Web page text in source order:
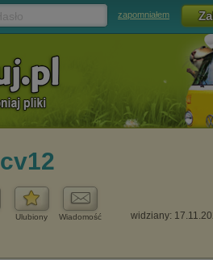
zapomniałem
Ulubiony Wiadomość widziany: